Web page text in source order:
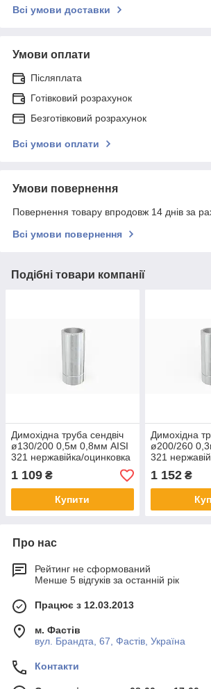
Всі умови доставки
Умови оплати
Післяплата
Готівковий розрахунок
Безготівковий розрахунок
Всі умови оплати
Умови повернення
Повернення товару впродовж 14 днів за
Всі умови повернення
Подібні товари компанії
Димохідна труба сендвіч
ø130/200 0,5м 0,8мм AISI
321 нержавійка/оцинковка
1 109 ₴
Купити
Димохідна
ø200/260
321
1 152₴
Про нас
Рейтинг не сформований
Менше 5 відгуків за останній рік
Працює з 12.03.2013
м. Фастів
вул. Брандта, 67, Фастів, Україна
Контакти